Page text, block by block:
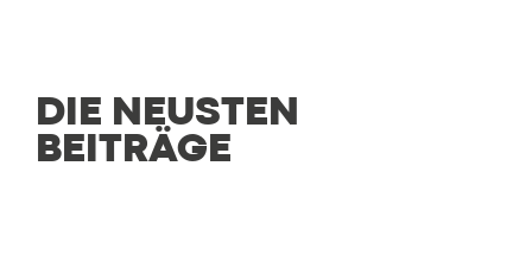
DIE NEUSTEN
BEITRÄGE